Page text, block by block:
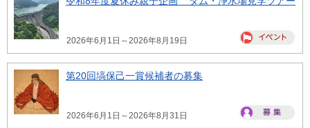
2026年6月1日～2026年8月19日
第20回塙保己一賞候補者の募集
2026年6月1日～2026年8月31日